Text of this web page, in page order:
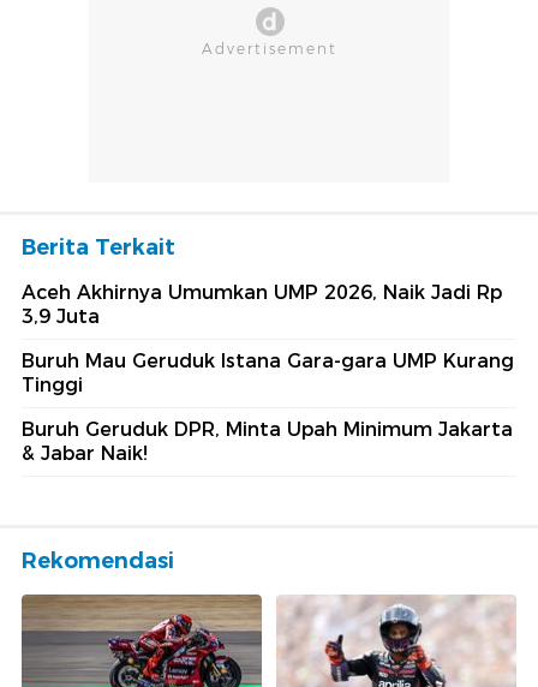
Berita Terkait
Aceh Akhirnya Umumkan UMP 2026, Naik Jadi Rp
3,9 Juta
Buruh Mau Geruduk Istana Gara-gara UMP Kurang
Tinggi
Buruh Geruduk DPR, Minta Upah Minimum Jakarta
& Jabar Naik!
Rekomendasi